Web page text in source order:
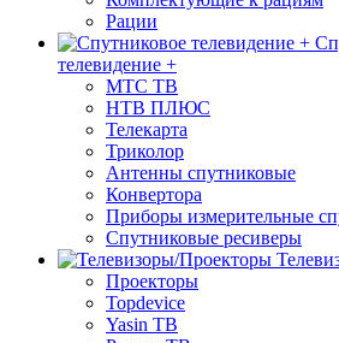
Рации
телевидение +
МТС ТВ
НТВ ПЛЮС
Телекарта
Триколор
Антенны спутниковые
Конвертора
Приборы измерительные
Спутниковые ресиверы
Проекторы
Topdevice
Yasin ТВ